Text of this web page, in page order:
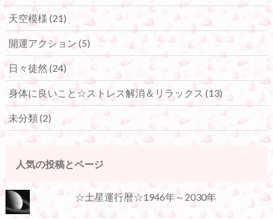
天空模様 (21)
開運アクション (5)
日々徒然 (24)
身体に良いこと☆ストレス解消＆リラックス (13)
未分類(2)
人気の投稿とページ
☆土星運行暦☆1946年～2030年